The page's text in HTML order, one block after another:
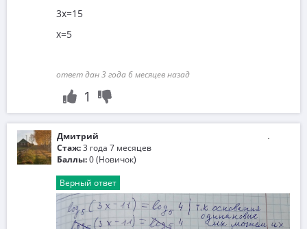
3x=15
x=5
ответ дан 3 года 6 месяцев назад
1
Дмитрий
Стаж:3 года 7 месяцев
Баллы:0 (Новичок)
Верный ответ